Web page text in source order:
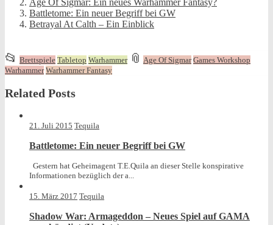
Age Of Sigmar: Ein neues Warhammer Fantasy?
Battletome: Ein neuer Begriff bei GW
Betrayal At Calth – Ein Einblick
📂 This
entry
was
posted
in
Brettspiele Tabletop Warhammer 📎 and
Age Of Sigmar Games Workshop
Warhammer Warhammer Fantasy
Related Posts
21. Juli 2015 Tequila
Battletome: Ein neuer Begriff bei GW
Gestern hat Geheimagent T.E.Quila an dieser Stelle konspirative
Informationen bezüglich der a...
15. März 2017 Tequila
Shadow War: Armageddon – Neues Spiel auf GAMA